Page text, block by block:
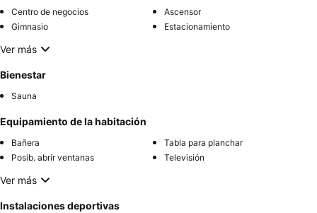
Centro de negocios
Ascensor
Gimnasio
Estacionamiento
Ver más
Bienestar
Sauna
Equipamiento de la habitación
Bañera
Tabla para planchar
Posib. abrir ventanas
Televisión
Ver más
Instalaciones deportivas